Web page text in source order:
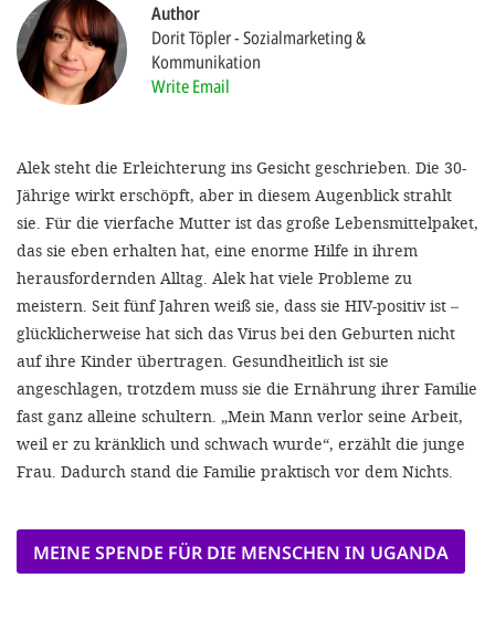
Author
Dorit Töpler Sozialmarketing &
Kommunikation
Write Email
Alek steht die Erleichterung ins Gesicht geschrieben. Die 30-
Jährige wirkt erschöpft, aber in diesem Augenblick strahlt
sie. Für die vierfache Mutter ist das große Lebensmittelpaket,
das sie eben erhalten hat, eine enorme Hilfe in ihrem
herausfordernden Alltag. Alek hat viele Probleme zu
meistern. Seit fünf Jahren weiß sie, dass sie HIV-positiv ist –
glücklicherweise hat sich das Virus bei den Geburten nicht
auf ihre Kinder übertragen. Gesundheitlich ist sie
angeschlagen, trotzdem muss sie die Ernährung ihrer Familie
fast ganz alleine schultern. „Mein Mann verlor seine Arbeit,
weil er zu kränklich und schwach wurde“, erzählt die junge
Frau. Dadurch stand die Familie praktisch vor dem Nichts.
MEINE SPENDE FÜR DIE MENSCHEN IN UGANDA